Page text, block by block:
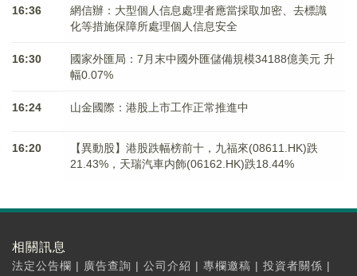
16:36
網信辦：大型個人信息處理者應當採取加密、去標識
化等措施保障所處理個人信息安全
16:30
國家外匯局：7月末中國外匯儲備規模34188億美元 升
幅0.07%
16:24 山金國際：港股上市工作正常推進中
16:20
【異動股】港股跌幅榜前十，九福來(08611.HK)跌
21.43%，天瑞汽車内飾(06162.HK)跌18.44%
相關訊息
法定公告欄 | 廣告查詢 | 公司介紹 | 專欄邀稿 | 投資者關係 |